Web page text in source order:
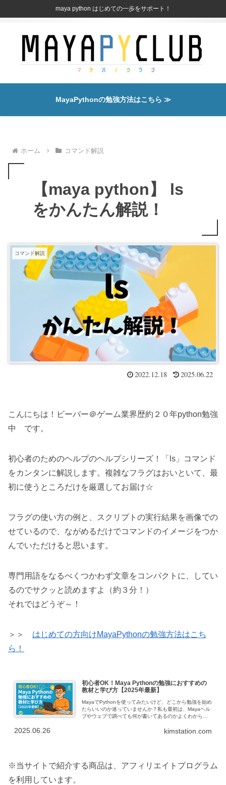
maya python はじめての一歩をサポート！
MayaPythonの勉強方法はこちら ≫
ホーム コマンド解説
【maya python】 ls
をかんたん解説！
コマンド解説
2022.12.18 2025.06.22
こんにちは！ビーバー＠ゲーム業界歴約２０年python勉強
中 です。
初心者のためのヘルプのヘルプシリーズ！「ls」コマンド
をカンタンに解説します。複雑なフラグはおいといて、最
初に使うところだけを厳選してお届け☆
フラグの使い方の例と、スクリプトの実行結果を画像での
せているので、ながめるだけでコマンドのイメージをつか
んでいただけると思います。
専門用語をなるべくつかわず文章をコンパクトに、してい
るのでサクッと読めますよ（約３分！）
それではどうぞ～！
＞＞ はじめての方向けMayaPythonの勉強方法はこち
ら！
初心者OK！Maya Pythonの勉強におすすめの
教材と学び方【2025年最新】
MayaでPythonを使ってみたいけど、どこから勉強を始め
たらいいのか迷っていませんか？私も最初は、Mayaヘル
プやウェブで調べても何が書いてあるのかよくわから
kimstation.com
2025.06.26
※当サイトで紹介する商品は、アフィリエイトプログラム
を利用しています。